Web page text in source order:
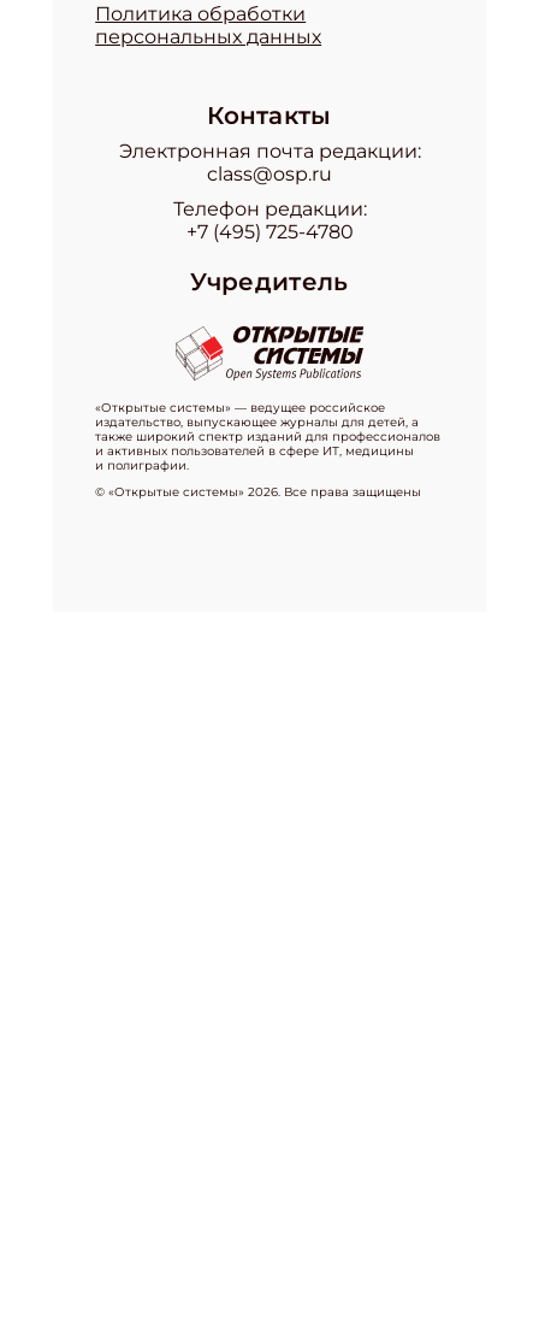
Политика обработки
персональных данных
Контакты
Электронная почта редакции:
class@osp.ru
Телефон редакции:
+7 (495) 725-4780
Учредитель
«Открытые системы» — ведущее российское
издательство, выпускающее журналы для детей, а
также широкий спектр изданий для профессионалов
и активных пользователей в сфере ИТ, медицины
и полиграфии.
© «Открытые системы» 2026. Все права защищены